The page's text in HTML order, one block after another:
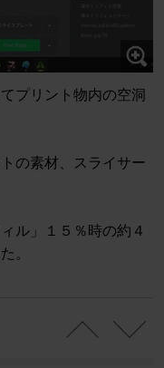
プリント物内の空洞
の素材、スライサー
ル」１５％時の約４
。